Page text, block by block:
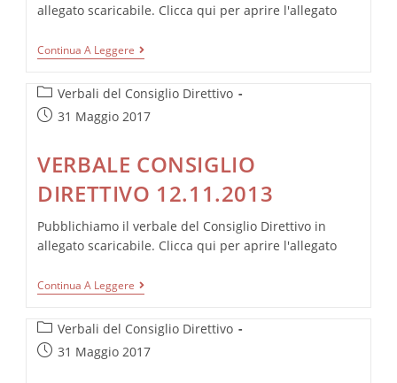
allegato scaricabile. Clicca qui per aprire l'allegato
Continua A Leggere VERBALE
CONSIGLIO
19.11.2013
Categoria
dell'articolo:
Verbali del Consiglio Direttivo
Articolo31 Maggio 2017
VERBALE CONSIGLIO
DIRETTIVO 12.11.2013
Pubblichiamo il verbale del Consiglio Direttivo in
allegato scaricabile. Clicca qui per aprire l'allegato
Continua A Leggere VERBALE
CONSIGLIO
12.11.2013
Categoria
dell'articolo:
Verbali del Consiglio Direttivo
Articolo31 Maggio 2017